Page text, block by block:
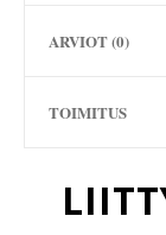
ARVIOT (0)
TOIMITUS